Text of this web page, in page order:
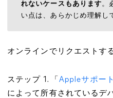
れないケースもあります。
い点は、あらかじめ理解し
オンラインでリクエストす
ステップ 1. 「 Appleサポート
によって所有されているデ